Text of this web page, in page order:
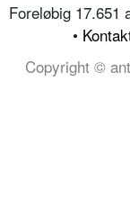
Foreløbig 17.651
•
Copyright ©